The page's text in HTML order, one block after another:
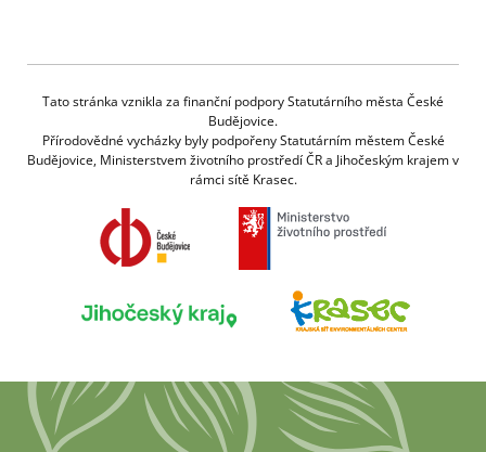
Tato stránka vznikla za finanční podpory Statutárního města České
Budějovice.
Přírodovědné vycházky byly podpořeny Statutárním městem České
Budějovice, Ministerstvem životního prostředí ČR a Jihočeským krajem v
rámci sítě Krasec.